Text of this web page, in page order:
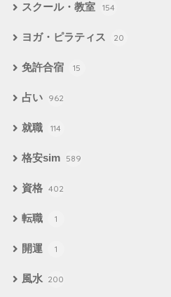
スクール・教室 154
ヨガ・ピラティス 20
免許合宿 15
占い 962
就職 114
格安sim 589
資格 402
転職 1
開運 1
風水 200